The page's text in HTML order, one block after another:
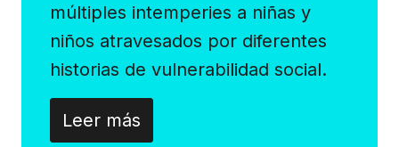
múltiples intemperies a niñas y
niños atravesados por diferentes
historias de vulnerabilidad social.
Leer más